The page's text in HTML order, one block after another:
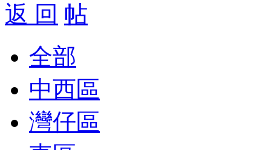
返 回
全部
中西區
灣仔區